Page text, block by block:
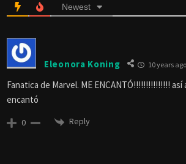
Newest
Eleonora Koning 10 years ago
Fanatica de Marvel. ME ENCANTÓ!!!!!!!!!!!!!!!
encantó
0 Reply